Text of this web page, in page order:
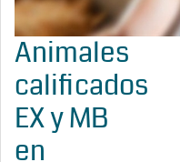
Animales
calificados
EX y MB
en